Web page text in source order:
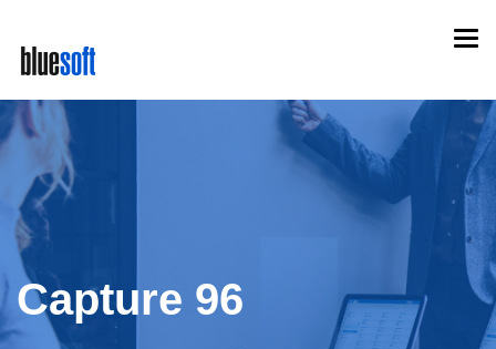
main
content
Capture 96